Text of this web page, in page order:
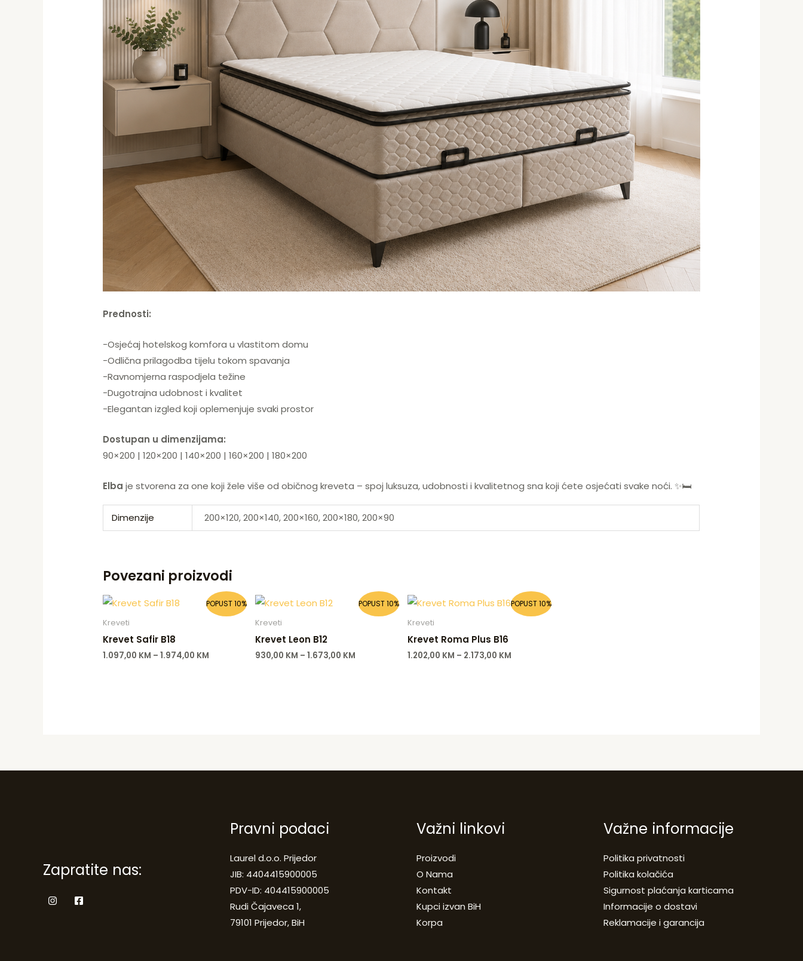
Prednosti:
-Osjećaj hotelskog komfora u vlastitom domu
-Odlična prilagodba tijelu tokom spavanja
-Ravnomjerna raspodjela težine
-Dugotrajna udobnost i kvalitet
-Elegantan izgled koji oplemenjuje svaki prostor
Dostupan u dimenzijama:
90×200 | 120×200 | 140×200 | 160×200 | 180×200
Elba je stvorena za one koji žele više od običnog kreveta – spoj luksuza, udobnosti i kvalitetnog sna koji ćete osjećati svake noći. ✨🛏️
Dimenzije 200×120, 200×140, 200×160, 200×180, 200×90
Povezani proizvodi
POPUST 10%
Kreveti
Krevet Safir B18
1.097,00 KM –1.974,00 KM
POPUST 10%
Kreveti
Krevet Leon B12
930,00 KM –1.673,00 KM
POPUST 10%
Kreveti
Krevet Roma Plus B16
1.202,00 KM – 2.173,00 KM
Zapratite nas:
Pravni podaci
Laurel d.o.o. Prijedor
JIB: 4404415900005
PDV-ID: 404415900005
Rudi Čajaveca 1,
79101 Prijedor, BiH
Važni linkovi
Proizvodi
O Nama
Kontakt
Kupci izvan BiH
Korpa
Važne informacije
Politika privatnosti
Politika kolačića
Sigurnost plaćanja karticama
Informacije o dostavi
Reklamacije i garancija